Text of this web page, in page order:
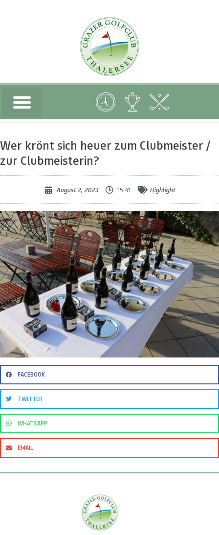
Wer krönt sich heuer zum Clubmeister /
zur Clubmeisterin?
August 2, 2023 15:41 Highlight
FACEBOOK
TWITTER
WHATSAPP
EMAIL